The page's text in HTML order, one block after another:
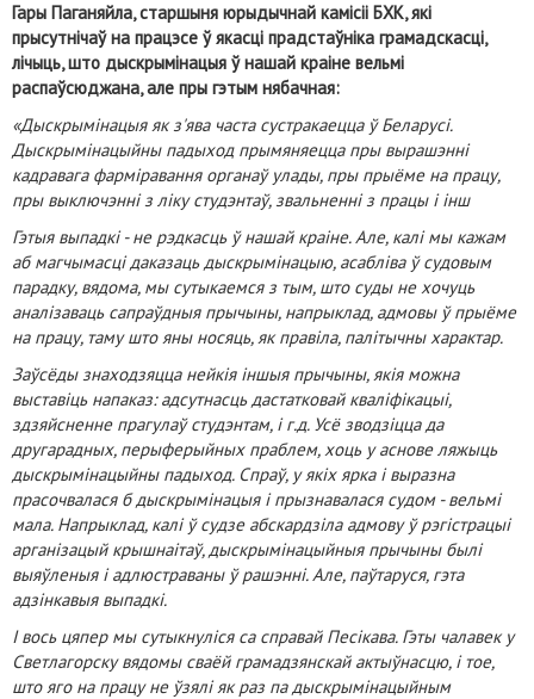
Гары Паганяйла, старшыня юрыдычнай камісіі БХК, які
прысутнічаў на працэсе ў якасці прадстаўніка грамадскасці,
лічыць, што дыскрымінацыя ў нашай краіне вельмі
распаўсюджана, але пры гэтым нябачная:
«Дыскрымінацыя як з'ява часта сустракаецца ў Беларусі.
Дыскрымінацыйны падыход прымяняецца пры вырашэнні
кадравага фарміравання органаў улады, пры прыёме на працу,
пры выключэнні з ліку студэнтаў, звальненні з працы і інш
Гэтыя выпадкі - не рэдкасць ў нашай краіне. Але, калі мы кажам
аб магчымасці даказаць дыскрымінацыю, асабліва ў судовым
парадку, вядома, мы сутыкаемся з тым, што суды не хочуць
аналізаваць сапраўдныя прычыны, напрыклад, адмовы ў прыёме
на працу, таму што яны носяць, як правіла, палітычны характар.
Заўсёды знаходзяцца нейкія іншыя прычыны, якія можна
выставіць напаказ: адсутнасць дастатковай кваліфікацыі,
здзяйсненне прагулаў студэнтам, і г.д. Усё зводзіцца да
другарадных, перыферыйных праблем, хоць у аснове ляжыць
дыскрымінацыйны падыход. Спраў, у якіх ярка і выразна
прасочвалася б дыскрымінацыя і прызнавалася судом - вельмі
мала. Напрыклад, калі ў судзе абскардзіла адмову ў рэгістрацыі
арганізацый крышнаітаў, дыскрымінацыйныя прычыны былі
выяўленыя і адлюстраваны ў рашэнні. Але, паўтаруся, гэта
адзінкавыя выпадкі.
І вось цяпер мы сутыкнуліся са справай Песікава. Гэты чалавек у
Светлагорску вядомы сваёй грамадзянскай актыўнасцю, і тое,
што яго на працу не ўзялі як раз па дыскрымінацыйным